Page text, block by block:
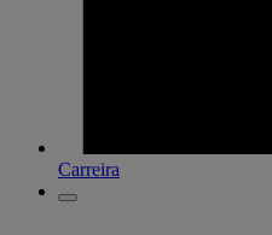
Carreira